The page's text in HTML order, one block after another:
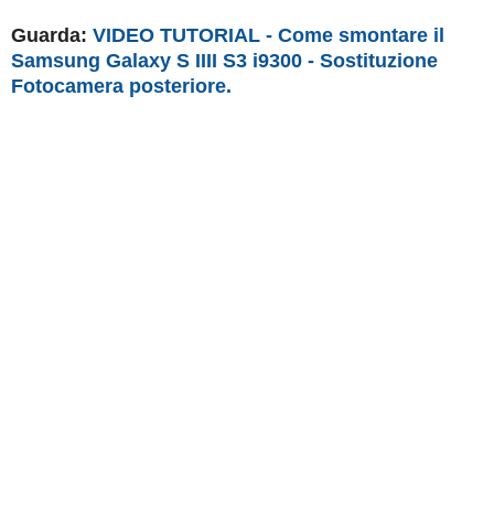
Guarda: VIDEO TUTORIAL - Come smontare il
Samsung Galaxy S IIII S3 i9300 - Sostituzione
Fotocamera posteriore.